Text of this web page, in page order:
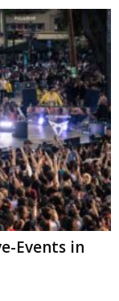
Events in